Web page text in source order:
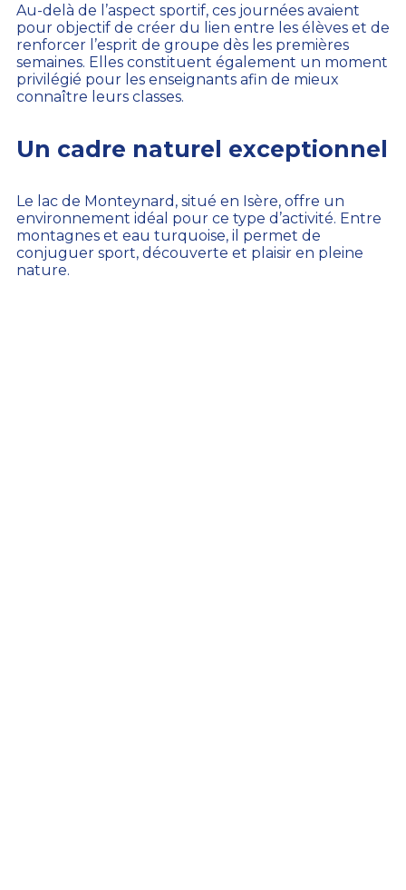
Au-delà de l’aspect sportif, ces journées avaient
pour objectif de créer du lien entre les élèves et de
renforcer l’esprit de groupe dès les premières
semaines. Elles constituent également un moment
privilégié pour les enseignants afin de mieux
connaître leurs classes.
Un cadre naturel exceptionnel
Le lac de Monteynard, situé en Isère, offre un
environnement idéal pour ce type d’activité. Entre
montagnes et eau turquoise, il permet de
conjuguer sport, découverte et plaisir en pleine
nature.